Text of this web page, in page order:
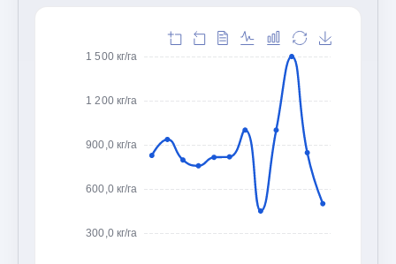
300,0 кг/га
600,0 кг/га
900,0 кг/га
1 200 кг/га
1 500 кг/га